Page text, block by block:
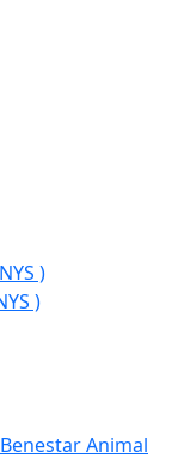
)
)
Animal